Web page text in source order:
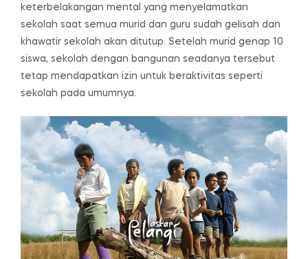
keterbelakangan mental yang menyelamatkan
sekolah saat semua murid dan guru sudah gelisah dan
khawatir sekolah akan ditutup. Setelah murid genap 10
siswa, sekolah dengan bangunan seadanya tersebut
tetap mendapatkan izin untuk beraktivitas seperti
sekolah pada umumnya.